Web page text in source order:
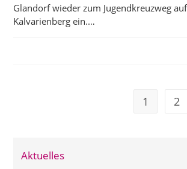
Glandorf wieder zum Jugendkreuzweg
Kalvarienberg ein.…
1 2
Aktuelles